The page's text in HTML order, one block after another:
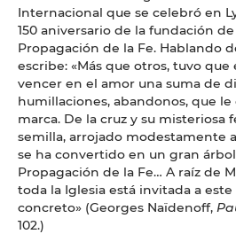
Internacional que se celebró en
150 aniversario de la fundación
Propagación de la Fe. Hablando
escribe: «Más que otros, tuvo
vencer en el amor una suma de
humillaciones, abandonos, que
marca. De la cruz y su misteriosa
semilla, arrojado modestamente
se ha convertido en un gran
Propagación de la Fe… A raíz de
toda la Iglesia está invitada a
concreto» (Georges Naïdenoff,
102.)